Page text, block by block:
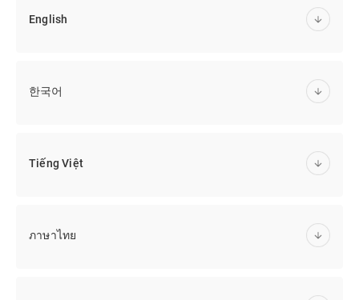
English
한국어
Tiếng Việt
ภาษาไทย